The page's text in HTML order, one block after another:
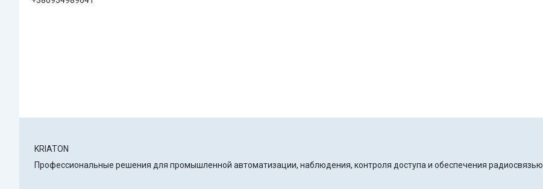
KRIATON
Профессиональные решения для промышленной автоматизации, наблюдения, контроля доступа и обеспечения радиосвязью.